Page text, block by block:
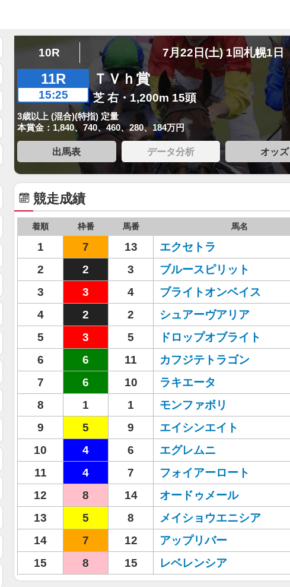
10R 7月22日(土) 1回札幌1日
11R
15:25
ＴＶｈ賞
芝 右・1,200m 15頭
3歳以上 (混合)(特指) 定量
本賞金：1,840、740、460、280、184万円
出馬表 データ分析 オッズ
競走成績
着順 枠番 馬番 馬名
1 7 13 エクセトラ
2
2 3 ブルースピリット
3
3 4 ブライトオンベイス
4
2 2 シュアーヴアリア
5
3 5 ドロップオブライト
6
6 11 カフジテトラゴン
7
6 10 ラキエータ
8
1 1 モンファボリ
9
5 9 エイシンエイト
10
4 6 エグレムニ
11
4 7 フォイアーロート
12
8 14 オードゥメール
13
5 8 メイショウエニシア
14
7 12 アップリバー
15
8 15 レベレンシア